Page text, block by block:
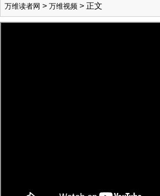
万维读者网 > 万维视频 > 正文